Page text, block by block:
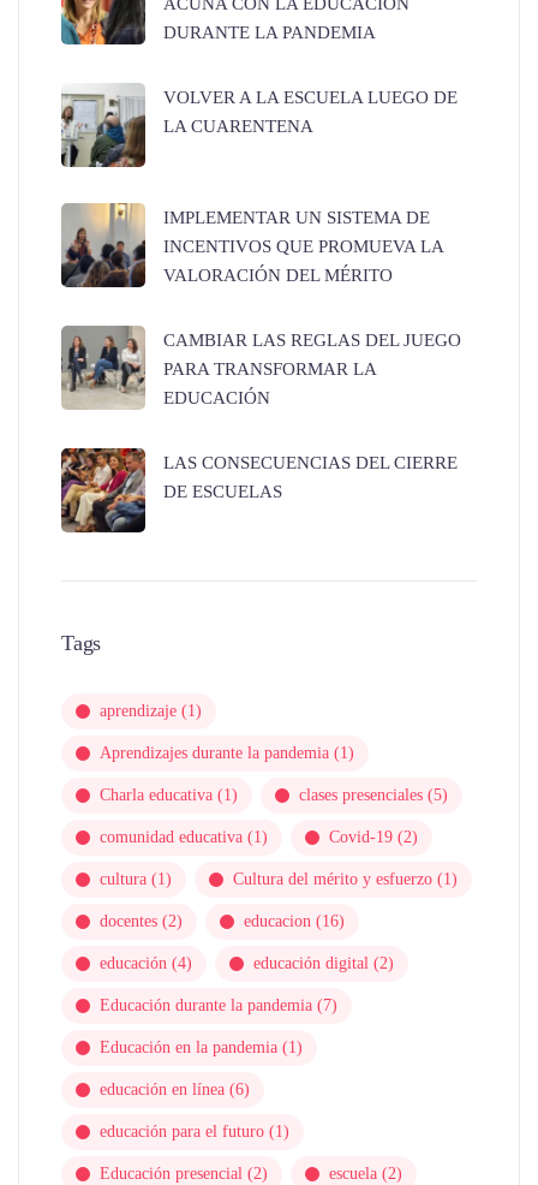
ACUÑA CON LA EDUCACIÓN
DURANTE LA PANDEMIA
VOLVER A LA ESCUELA LUEGO DE
LA CUARENTENA
IMPLEMENTAR UN SISTEMA DE
INCENTIVOS QUE PROMUEVA LA
VALORACIÓN DEL MÉRITO
CAMBIAR LAS REGLAS DEL JUEGO
PARA TRANSFORMAR LA
EDUCACIÓN
LAS CONSECUENCIAS DEL CIERRE
DE ESCUELAS
Tags
aprendizaje (1)
Aprendizajes durante la pandemia (1)
Charla educativa (1) clases presenciales (5)
comunidad educativa (1) Covid-19 (2)
cultura (1) Cultura del mérito y esfuerzo (1)
docentes (2) educacion (16)
educación (4) educación digital (2)
Educación durante la pandemia (7)
Educación en la pandemia (1)
educación en línea (6)
educación para el futuro (1)
Educación presencial (2) escuela (2)